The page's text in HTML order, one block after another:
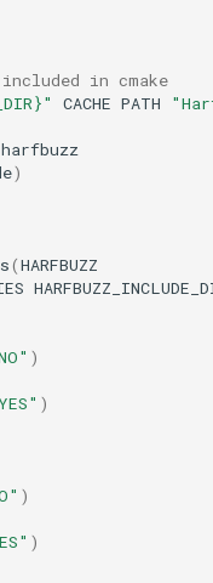
in cmake
CACHE PATH
)
(
)
)
)
)